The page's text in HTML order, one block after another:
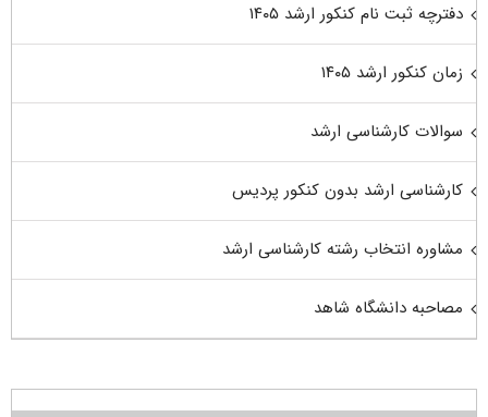
دفترچه ثبت نام کنکور ارشد ۱۴۰۵
زمان کنکور ارشد ۱۴۰۵
سوالات کارشناسی ارشد
کارشناسی ارشد بدون کنکور پردیس
مشاوره انتخاب رشته کارشناسی ارشد
مصاحبه دانشگاه شاهد